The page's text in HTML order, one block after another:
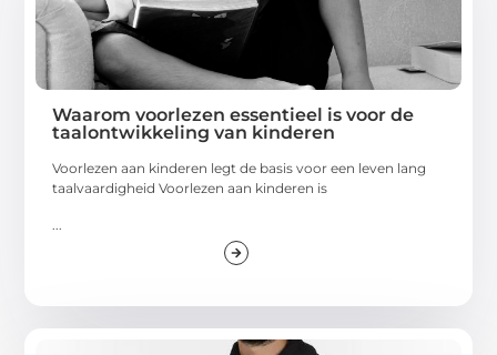
Waarom voorlezen essentieel is voor de
taalontwikkeling van kinderen
Voorlezen aan kinderen legt de basis voor een leven lang
taalvaardigheid Voorlezen aan kinderen is